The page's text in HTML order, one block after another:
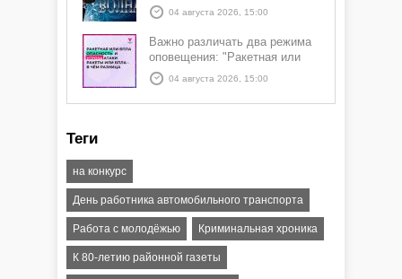
04 августа 2026, 15:00
Важно различать два режима
оповещения: "Ракетная или
БПЛА опасность" и "Угроза
атаки ракеты или БПЛА"
04 августа 2026, 15:00
Теги
на конкурс
День работника автомобильного транспорта
Работа с молодёжью Криминальная хроника
К 80-летию районной газеты